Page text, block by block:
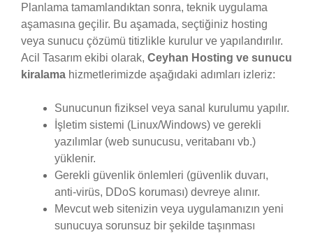
Planlama tamamlandıktan sonra, teknik uygulama
aşamasına geçilir. Bu aşamada, seçtiğiniz hosting
veya sunucu çözümü titizlikle kurulur ve yapılandırılır.
Acil Tasarım ekibi olarak, Ceyhan Hosting ve sunucu
kiralama hizmetlerimizde aşağıdaki adımları izleriz:
Sunucunun fiziksel veya sanal kurulumu yapılır.
İşletim sistemi (Linux/Windows) ve gerekli
yazılımlar (web sunucusu, veritabanı vb.)
yüklenir.
Gerekli güvenlik önlemleri (güvenlik duvarı,
anti-virüs, DDoS koruması) devreye alınır.
Mevcut web sitenizin veya uygulamanızın yeni
sunucuya sorunsuz bir şekilde taşınması